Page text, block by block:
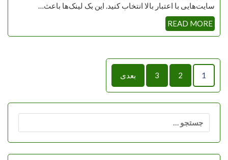
سایت‌هایی با اعتبار بالا انتخاب کنید. این بک لینک‌ها باعث…
READ MORE
راهبری
نوشته‌ها
1
2
3 بعدی
برای: